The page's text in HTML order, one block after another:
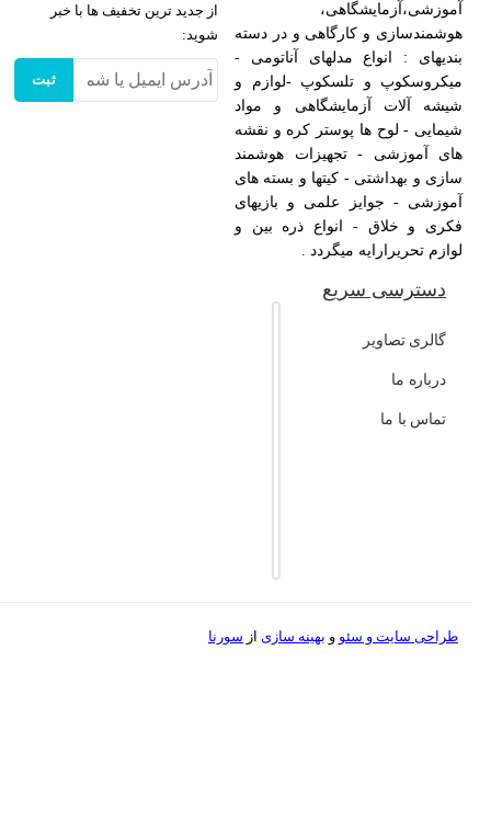
آموزشی،آزمایشگاهی،
هوشمندسازی و کارگاهی و در دسته
بندیهای : انواع مدلهای آناتومی -
میکروسکوپ و تلسکوپ -لوازم و
شیشه آلات آزمایشگاهی و مواد
شیمایی - لوح ها پوستر کره و نقشه
های آموزشی - تجهیزات هوشمند
سازی و بهداشتی - کیتها و بسته های
آموزشی - جوایز علمی و بازیهای
فکری و خلاق - انواع ذره بین و
لوازم تحریرارایه میگردد .
دسترسی سریع
گالری تصاویر
درباره ما
تماس با ما
از جدید ترین تخفیف ها با خبر
شوید:
ثبت
طراحی سایت وسئو وبهینه سازیازسورنا